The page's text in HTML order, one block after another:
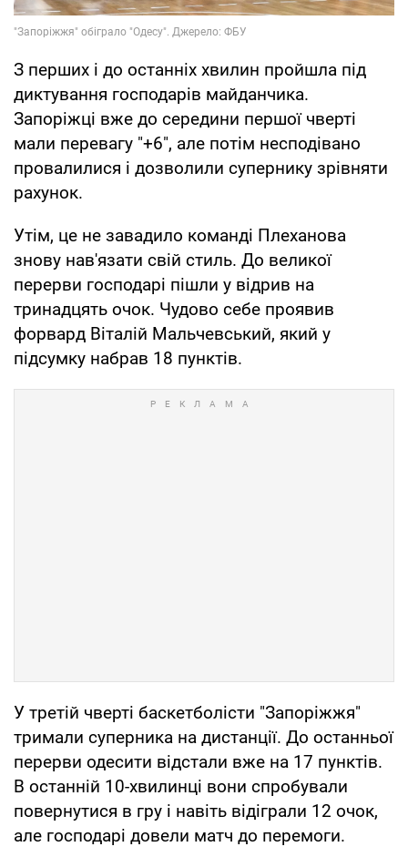
З перших і до останніх хвилин пройшла під
диктування господарів майданчика.
Запоріжці вже до середини першої чверті
мали перевагу "+6", але потім несподівано
провалилися і дозволили супернику зрівняти
рахунок.
Утім, це не завадило команді Плеханова
знову нав'язати свій стиль. До великої
перерви господарі пішли у відрив на
тринадцять очок. Чудово себе проявив
форвард Віталій Мальчевський, який у
підсумку набрав 18 пунктів.
У третій чверті баскетболісти "Запоріжжя"
тримали суперника на дистанції. До останньої
перерви одесити відстали вже на 17 пунктів.
В останній 10-хвилинці вони спробували
повернутися в гру і навіть відіграли 12 очок,
але господарі довели матч до перемоги.